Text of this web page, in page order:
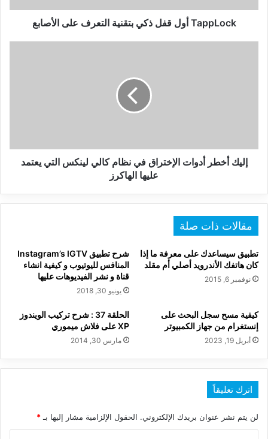
TappLock أول قفل ذكي بتقنية التعرف على الأصابع
التي
يعتمدإليك أخطر أدوات الإختراق في نظام كالي لينكس التي يعتمد
عليها الهاكرز
مقالات ذات صلة
تطبيق سيساعدك على معرفة ما إذا
كان هاتفك الأندرويد أصلي أم مقلد
نوفمبر 6, 2015
شرح تطبيق Instagram’s IGTV
المنافس لليوتيوب و كيفية انشاء
قناة و نشر الفيديوهات عليها
يونيو 30, 2018
كيفية مسح سجل البحث على
إنستغرام من جهاز الكمبيوتر
أبريل 19, 2023
الحلقة 37 : شرح تركيب الويندوز
XP على فلاش ميموري
مارس 30, 2014
اترك تعليقاً
لن يتم نشر عنوان بريدك الإلكتروني. الحقول الإلزامية مشار إليها بـ *